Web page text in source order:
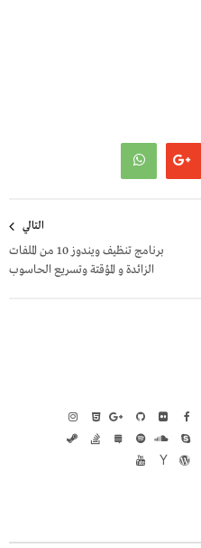
التالي
برنامج تنظيف ويندوز 10 من الملفات
الزائدة و المؤقتة وتسريع الحاسوب